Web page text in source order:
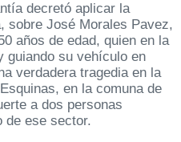
decretó aplicar la
sobre José Morales Pavez,
años de edad, quien en la
guiando su vehículo en
verdadera tragedia en la
en la comuna de
a dos personas
de ese sector.